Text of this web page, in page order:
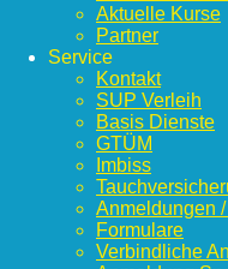
Aktuelle Kurse
Partner
Service
Kontakt
SUP Verleih
Basis Dienste
GTÜM
Imbiss
Anmeldungen
Formulare
Verbindliche